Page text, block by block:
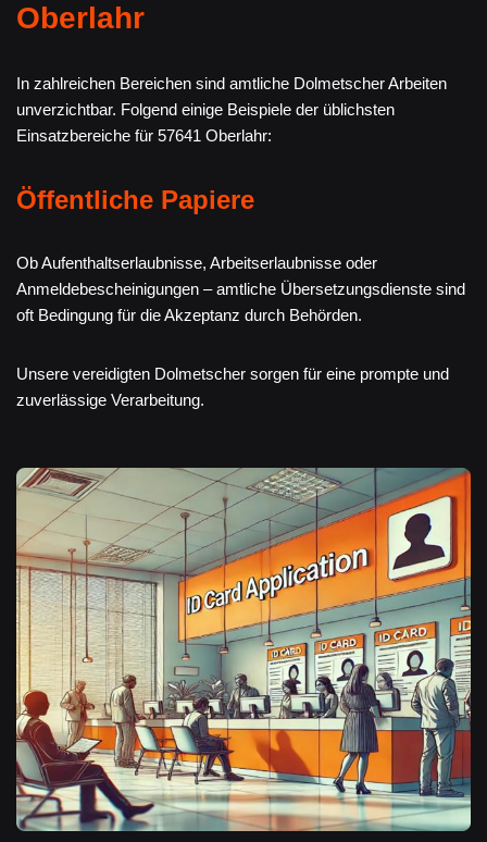
Oberlahr
In zahlreichen Bereichen sind amtliche Dolmetscher Arbeiten
unverzichtbar. Folgend einige Beispiele der üblichsten
Einsatzbereiche für 57641 Oberlahr:
Öffentliche Papiere
Ob Aufenthaltserlaubnisse, Arbeitserlaubnisse oder
Anmeldebescheinigungen – amtliche Übersetzungsdienste sind
oft Bedingung für die Akzeptanz durch Behörden.
Unsere vereidigten Dolmetscher sorgen für eine prompte und
zuverlässige Verarbeitung.